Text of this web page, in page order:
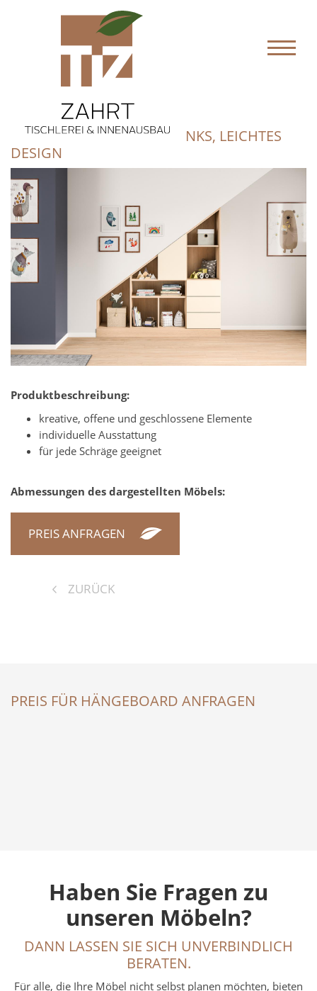
SCHRANK MIT SCHRÄGE LINKS, LEICHTES
DESIGN
Produktbeschreibung:
kreative, offene und geschlossene Elemente
individuelle Ausstattung
für jede Schräge geeignet
Abmessungen des dargestellten Möbels:
PREIS ANFRAGEN
ZURÜCK
PREIS FÜR HÄNGEBOARD ANFRAGEN
Haben Sie Fragen zu
unseren Möbeln?
DANN LASSEN SIE SICH UNVERBINDLICH
BERATEN.
Für alle, die Ihre Möbel nicht selbst planen möchten, bieten